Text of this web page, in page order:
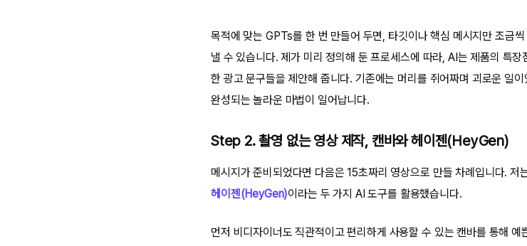
목적에 맞는 GPTs를 한 번 만들어 두면, 타깃이나 핵심 메시지만 조금
낼 수 있습니다. 제가 미리 정의해 둔 프로세스에 따라, AI는 제품의 특
한 광고 문구들을 제안해 줍니다. 기존에는 머리를 쥐어짜며 괴로운 일
완성되는 놀라운 마법이 일어납니다.
Step 2. 촬영 없는 영상 제작, 캔바와 헤이젠(HeyGen)
메시지가 준비되었다면 다음은 15초짜리 영상으로 만들 차례입니다. 저
헤이젠(HeyGen)이라는 두 가지 AI 도구를 활용했습니다.
먼저 비디자이너도 직관적이고 편리하게 사용할 수 있는 캔바를 통해